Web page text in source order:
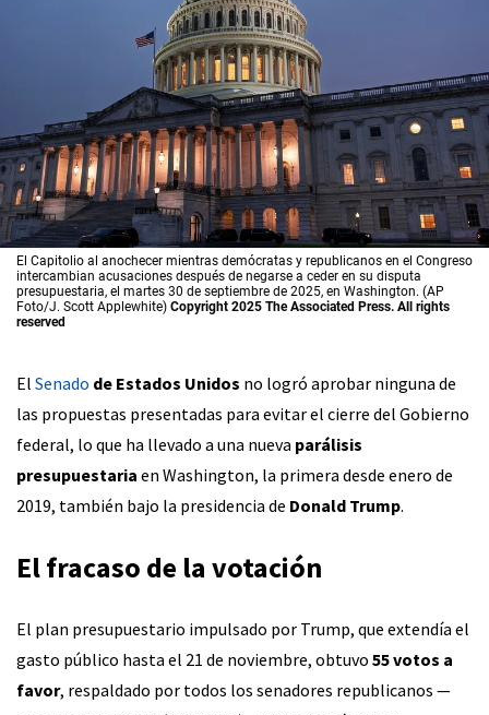
El Capitolio al anochecer mientras demócratas y republicanos en el Congreso
intercambian acusaciones después de negarse a ceder en su disputa
presupuestaria, el martes 30 de septiembre de 2025, en Washington. (AP
Foto/J. Scott Applewhite) Copyright 2025 The Associated Press. All rights
reserved
El Senado de Estados Unidos no logró aprobar ninguna de
las propuestas presentadas para evitar el cierre del Gobierno
federal, lo que ha llevado a una nueva parálisis
presupuestaria en Washington, la primera desde enero de
2019, también bajo la presidencia de Donald Trump.
El fracaso de la votación
El plan presupuestario impulsado por Trump, que extendía el
gasto público hasta el 21 de noviembre, obtuvo 55 votos a
favor, respaldado por todos los senadores republicanos —